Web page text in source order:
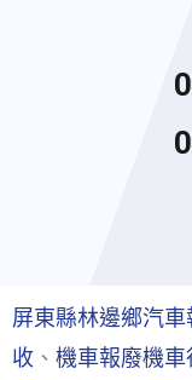
屏東縣林邊鄉汽車
收 、 機車報廢機車